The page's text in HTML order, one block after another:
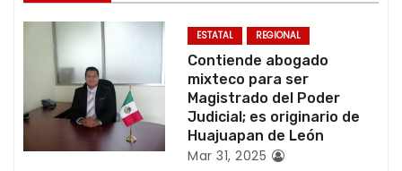
c
ó
n
ESTATAL REGIONAL
Contiende abogado
mixteco para ser
Magistrado del Poder
Judicial; es originario de
Huajuapan de León
Mar 31, 2025